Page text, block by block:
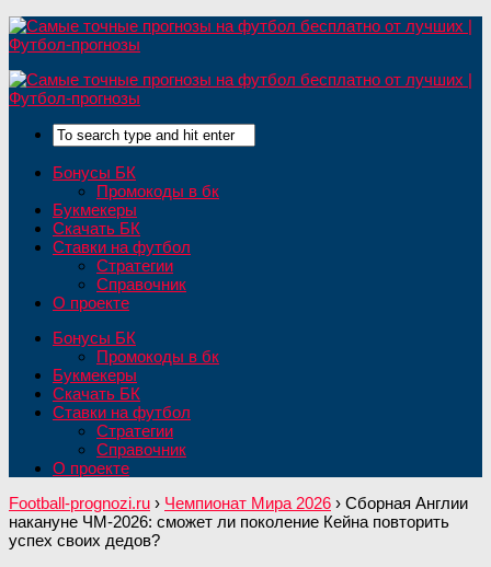
Бонусы БК
Промокоды в бк
Букмекеры
Скачать БК
Ставки на футбол
Стратегии
Справочник
О проекте
Бонусы БК
Промокоды в бк
Букмекеры
Скачать БК
Ставки на футбол
Стратегии
Справочник
О проекте
Football-prognozi.ru › Чемпионат Мира 2026 › Сборная Англии
накануне ЧМ-2026: сможет ли поколение Кейна повторить
успех своих дедов?